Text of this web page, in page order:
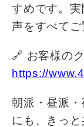
すめです。
声をすべてご
🔗 お客様の
https://
朝派・昼派
にも、きっ